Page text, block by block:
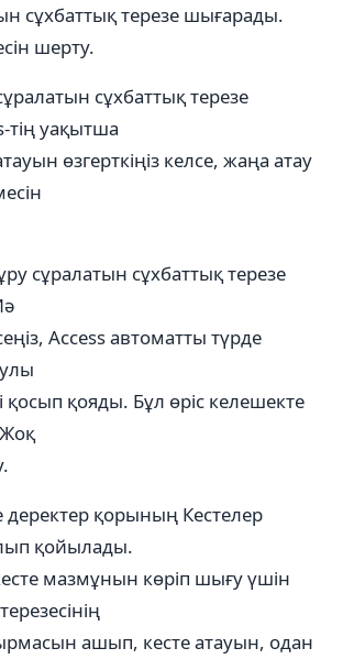
сұхбаттық терезе шығарады.
шерту.
сұхбаттық терезе
тің уақытша
өзгерткіңіз келсе, жаңа атау
сұралатын сұхбаттық терезе
Access автоматты түрде
қосып қояды. Бұл өріс келешекте
деректер қорының Кестелер
қойылады.
мазмұнын көріп шығу үшін
ашып, кесте атауын, одан